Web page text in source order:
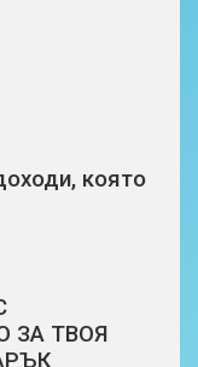
която
ЗА ТВОЯ